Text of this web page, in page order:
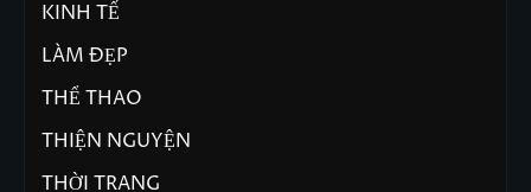
KINH TẾ
LÀM ĐẸP
THỂ THAO
THIỆN NGUYỆN
THỜI TRANG